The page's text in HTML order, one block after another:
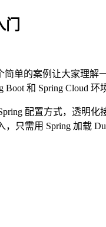
单的案例让大家理解一
Boot 和 Spring Cloud 环
配置方式，透明化
，只需用 Spring 加载